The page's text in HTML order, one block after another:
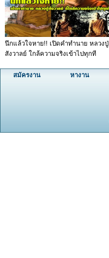
นึกแล้วใจหาย!! เปิดคำทำนาย หลวงปู่
สังวาลย์ ใกล้ความจริงเข้าไปทุกที
สมัครงาน หางาน